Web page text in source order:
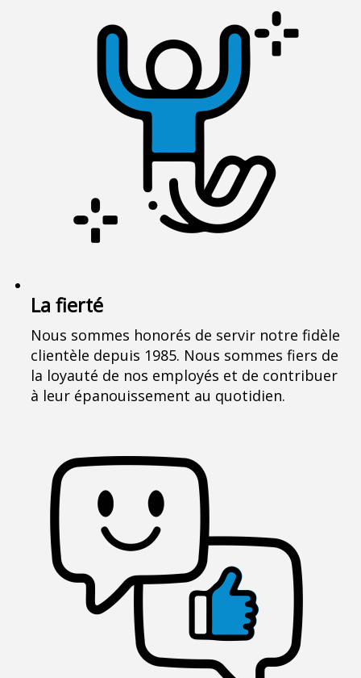
La fierté
Nous sommes honorés de servir notre fidèle
clientèle depuis 1985. Nous sommes fiers de
la loyauté de nos employés et de contribuer
à leur épanouissement au quotidien.